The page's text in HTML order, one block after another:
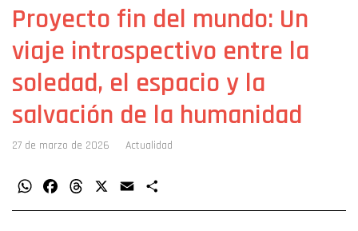
Proyecto fin del mundo: Un
viaje introspectivo entre la
soledad, el espacio y la
salvación de la humanidad
27 de marzo de 2026 Actualidad
WhatsAppFacebookThreads Email